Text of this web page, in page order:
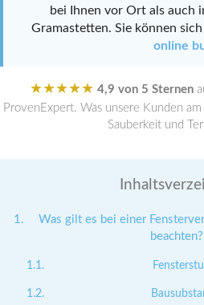
bei Ihnen vor Ort als auch
Gramastetten. Sie können
online
★★★★★ 4,9 von 5 Sternen
ProvenExpert. Was unsere Kunden
Sauberkeit und
Was gilt es bei einer
beachten?